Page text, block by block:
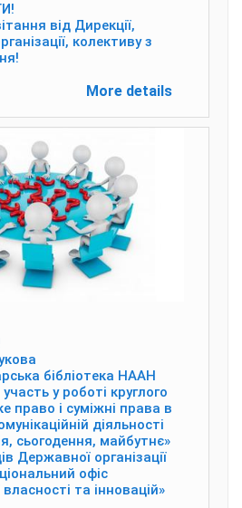
від Дирекції,
колективу з
More details
бібліотека НААН
у роботі круглого
право і суміжні права в
діяльності
сьогодення, майбутнє»
Державної організації
офіс
власності та інновацій»